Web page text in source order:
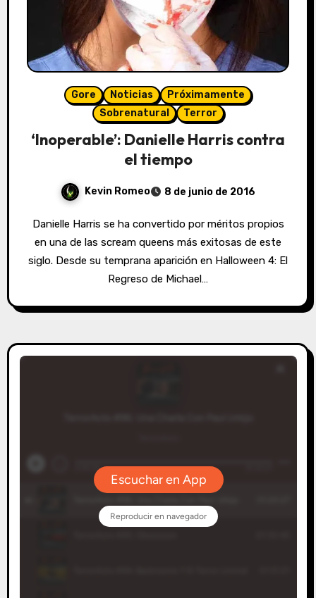
Gore Noticias
Próximamente
Sobrenatural
Terror
‘Inoperable’: Danielle Harris contra
el tiempo
Kevin Romeo 8 de junio de 2016
Danielle Harris se ha convertido por méritos propios
en una de las scream queens más exitosas de este
siglo. Desde su temprana aparición en Halloween 4: El
Regreso de Michael…